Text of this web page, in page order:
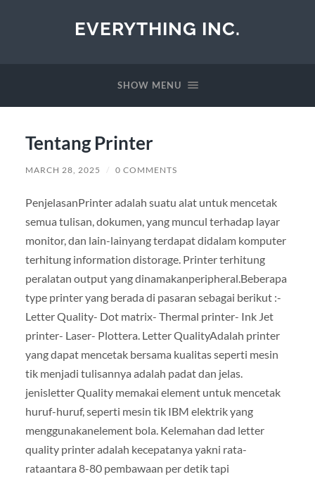
EVERYTHING INC.
SHOW MENU
Tentang Printer
MARCH 28, 2025 / 0 COMMENTS
PenjelasanPrinter adalah suatu alat untuk mencetak
semua tulisan, dokumen, yang muncul terhadap layar
monitor, dan lain-lainyang terdapat didalam komputer
terhitung information distorage. Printer terhitung
peralatan output yang dinamakanperipheral.Beberapa
type printer yang berada di pasaran sebagai berikut :-
Letter Quality- Dot matrix- Thermal printer- Ink Jet
printer- Laser- Plottera. Letter QualityAdalah printer
yang dapat mencetak bersama kualitas seperti mesin
tik menjadi tulisannya adalah padat dan jelas.
jenisletter Quality memakai element untuk mencetak
huruf-huruf, seperti mesin tik IBM elektrik yang
menggunakanelement bola. Kelemahan dad letter
quality printer adalah kecepatanya yakni rata-
rataantara 8-80 pembawaan per detik tapi